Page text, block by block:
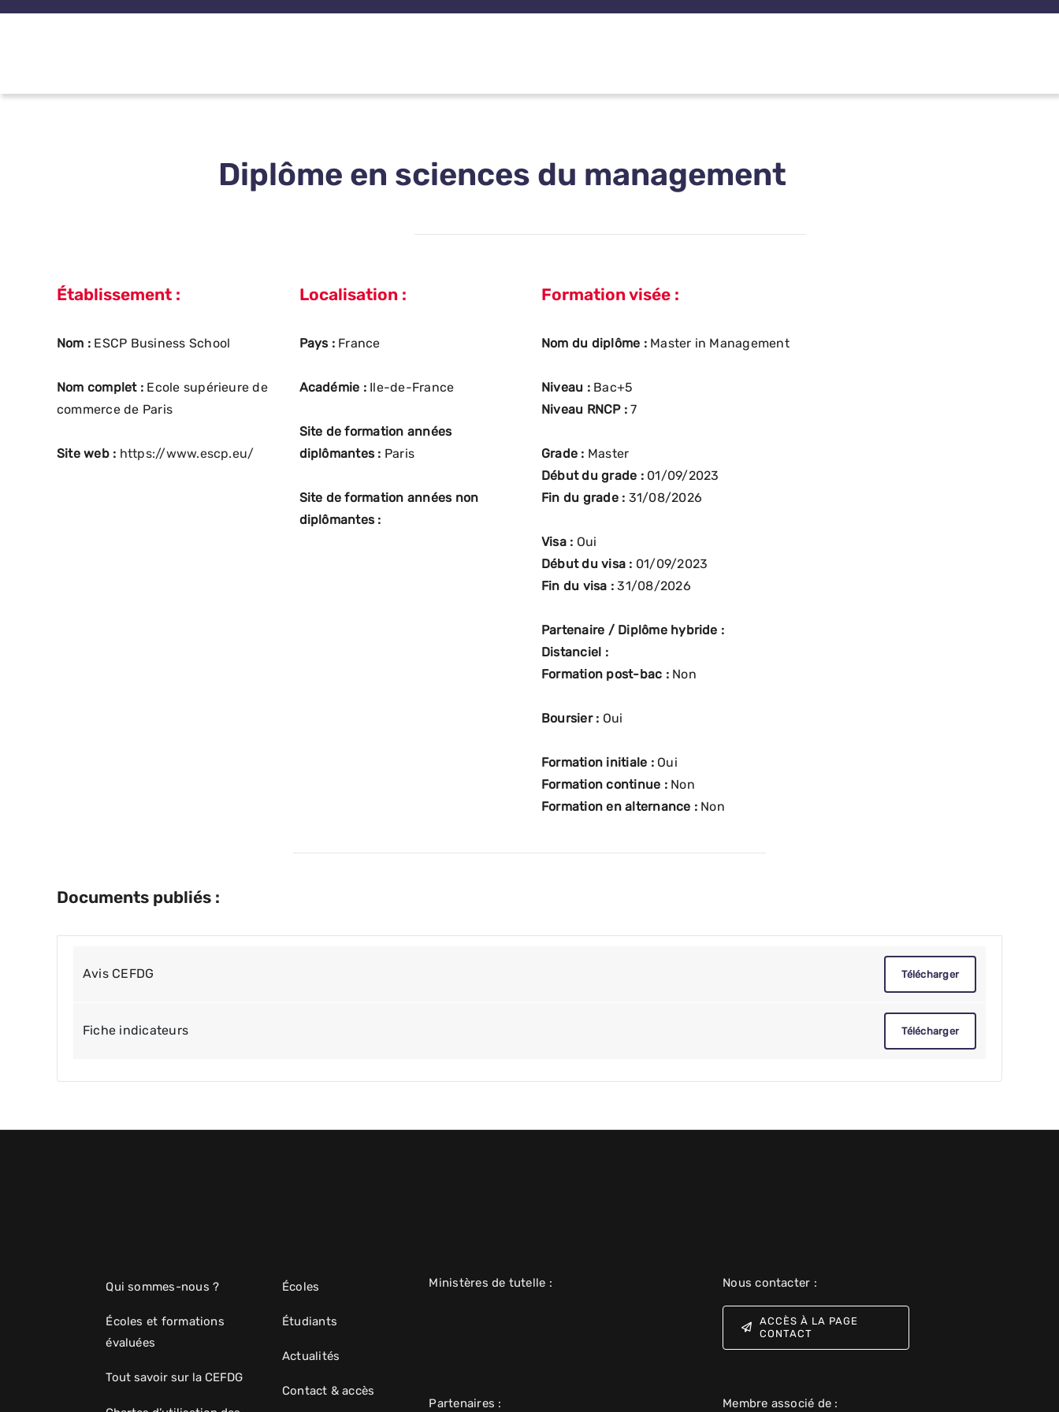
Passer
Diplôme en sciences du management
Établissement :
Nom : ESCP Business School
Nom complet : Ecole supérieure de
commerce de Paris
Site web : https://www.escp.eu/
Localisation :
Pays : France
Académie : Ile-de-France
Site de formation années
diplômantes : Paris
Site de formation années non
diplômantes :
Formation visée :
Nom du diplôme : Master in Management
Niveau : Bac+5
Niveau RNCP :7
Grade : Master
Début du grade : 01/09/2023
Fin du grade : 31/08/2026
Visa : Oui
Début du visa : 01/09/2023
Fin du visa :31/08/2026
Partenaire / Diplôme hybride :
Distanciel :
Formation post-bac : Non
Boursier : Oui
Formation initiale : Oui
Formation continue : Non
Formation en alternance : Non
Documents publiés :
Avis CEFDG Télécharger
Fiche indicateurs Télécharger
Qui sommes-nous ?
Écoles et formations
évaluées
Tout savoir sur la CEFDG
Écoles
Étudiants
Actualités
Contact & accès
Ministères de tutelle :
Partenaires :
Nous contacter :
ACCÈS À LA PAGE
CONTACT
Membre associé de :